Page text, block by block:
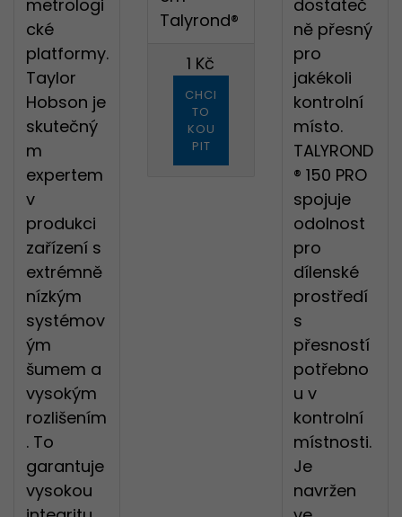
metrologi
cké
platformy.
Taylor
Hobson je
skutečný
m
expertem
v
produkci
zařízení s
extrémně
nízkým
systémov
ým
šumem a
vysokým
rozlišením
. To
garantuje
vysokou
Talyrond®
1 Kč
CHCI
TO
KOU
PIT
dostateč
ně přesný
pro
jakékoli
kontrolní
místo.
TALYROND
® 150 PRO
spojuje
odolnost
pro
dílenské
prostředí
s
přesností
potřebno
u v
kontrolní
místnosti.
Je
navržen